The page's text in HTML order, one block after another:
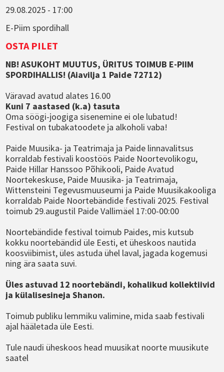
29.08.2025 - 17:00
E-Piim spordihall
OSTA PILET
NB! ASUKOHT MUUTUS, ÜRITUS TOIMUB E-PIIM
SPORDIHALLIS! (Aiavilja 1 Paide 72712)
Väravad avatud alates 16.00
Kuni 7 aastased (k.a) tasuta
Oma söögi-joogiga sisenemine ei ole lubatud!
Festival on tubakatoodete ja alkoholi vaba!
Paide Muusika- ja Teatrimaja ja Paide linnavalitsus
korraldab festivali koostöös Paide Noortevolikogu,
Paide Hillar Hanssoo Põhikooli, Paide Avatud
Noortekeskuse, Paide Muusika- ja Teatrimaja,
Wittensteini Tegevusmuuseumi ja Paide Muusikakooliga
korraldab Paide Noortebändide festivali 2025. Festival
toimub 29.augustil Paide Vallimäel 17:00-00:00
Noortebändide festival toimub Paides, mis kutsub
kokku noortebändid üle Eesti, et üheskoos nautida
koosviibimist, üles astuda ühel laval, jagada kogemusi
ning ära saata suvi.
Üles astuvad 12 noortebändi, kohalikud kollektiivid
ja külalisesineja Shanon.
Toimub publiku lemmiku valimine, mida saab festivali
ajal hääletada üle Eesti.
Tule naudi üheskoos head muusikat noorte muusikute
saatel